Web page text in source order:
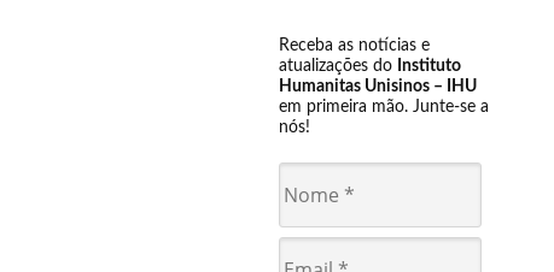
Receba as notícias e
atualizações do Instituto
Humanitas Unisinos – IHU
em primeira mão. Junte-se a
nós!